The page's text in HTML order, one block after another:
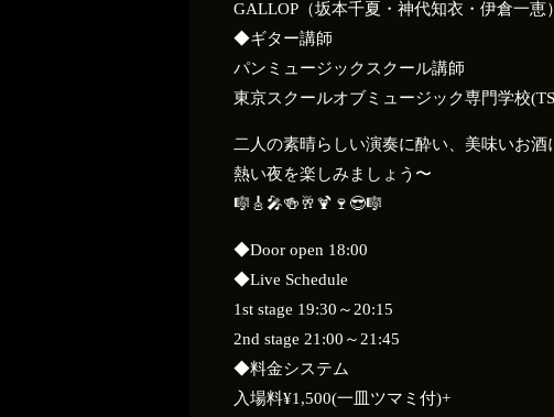
GALLOP（坂本千夏・‪神代知衣‬・伊倉一恵
◆ギター講師
パンミュージックスクール講師
東京スクールオブミュージック専門学校
二人の素晴らしい演奏に酔い、美味いお酒
熱い夜を楽しみましょう〜
🎼🎸🎤🍻🥂🍹🍷😎🎼
◆Door open 18:00
◆Live Schedule
1st stage 19:30～20:15
2nd stage 21:00～21:45
◆料金システム
入場料¥1,500(一皿ツマミ付)+